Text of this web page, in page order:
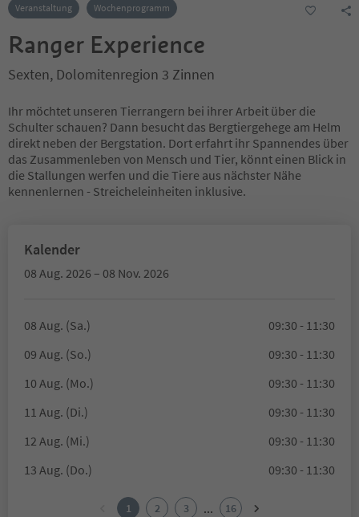
Veranstaltung Wochenprogramm
Ranger Experience
Sexten, Dolomitenregion 3 Zinnen
Ihr möchtet unseren Tierrangern bei ihrer Arbeit über die
Schulter schauen? Dann besucht das Bergtiergehege am Helm
direkt neben der Bergstation. Dort erfahrt ihr Spannendes über
das Zusammenleben von Mensch und Tier, könnt einen Blick in
die Stallungen werfen und die Tiere aus nächster Nähe
kennenlernen - Streicheleinheiten inklusive.
Kalender
08 Aug. 2026 – 08 Nov. 2026
08 Aug. (Sa.)
09:30 - 11:30
09 Aug. (So.)
09:30 - 11:30
10 Aug. (Mo.)
09:30 - 11:30
11 Aug. (Di.)
09:30 - 11:30
12 Aug. (Mi.)
09:30 - 11:30
13 Aug. (Do.)
09:30 - 11:30
1 2 3 ... 16